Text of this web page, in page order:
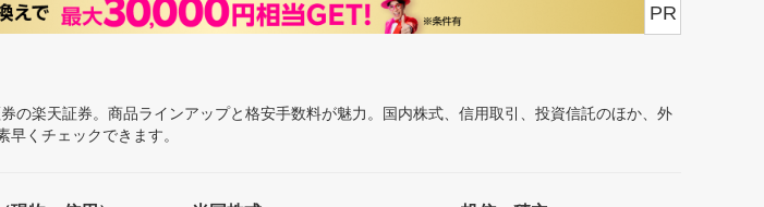
PR
楽天証券。商品ラインアップと格安手数料が魅力。国内株式、信用取引、投資信託のほか、外
くチェックできます。